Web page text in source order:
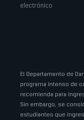
electrónico
El Departamento de
programa intenso de
recomienda para
Sin embargo, se
estudiantes que